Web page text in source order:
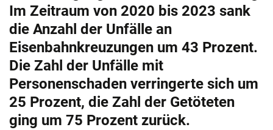
Im Zeitraum von 2020 bis 2023 sank
die Anzahl der Unfälle an
Eisenbahnkreuzungen um 43 Prozent.
Die Zahl der Unfälle mit
Personenschaden verringerte sich um
25 Prozent, die Zahl der Getöteten
ging um 75 Prozent zurück.